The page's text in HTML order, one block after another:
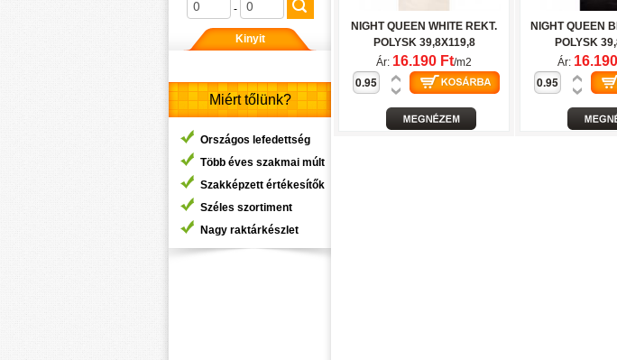
-
Kinyit
Miért tőlünk?
Országos lefedettség
Több éves szakmai múlt
Szakképzett értékesítők
Széles szortiment
Nagy raktárkészlet
NIGHT QUEEN WHITE REKT.
POLYSK 39,8X119,8
Ár: 16.190 Ft/m2
NIGHT QUEEN
POLYSK
Ár: